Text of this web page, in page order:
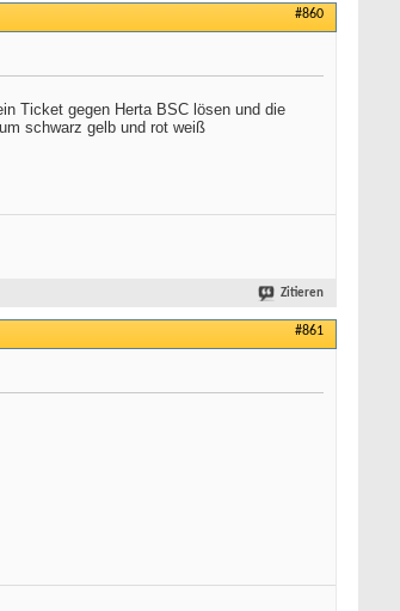
#860
Ticket gegen Herta BSC lösen und die
schwarz gelb und rot weiß
Zitieren
#861